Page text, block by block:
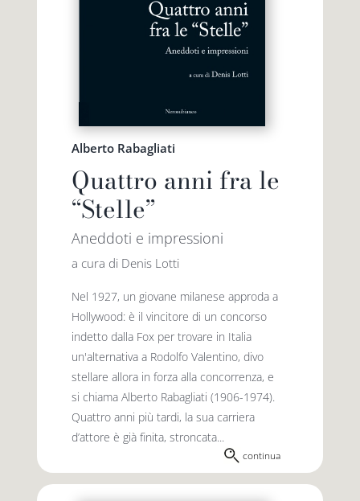
Alberto Rabagliati
Quattro anni fra le
“Stelle”
Aneddoti e impressioni
a cura di Denis Lotti
Nel 1927, un giovane milanese approda a
Hollywood: è il vincitore di un concorso
indetto dalla Fox per trovare in Italia
un'alternativa a Rodolfo Valentino, divo
stellare allora in forza alla concorrenza, e
si chiama Alberto Rabagliati (1906-1974).
Quattro anni più tardi, la sua carriera
d’attore è già finita, stroncata...
continua